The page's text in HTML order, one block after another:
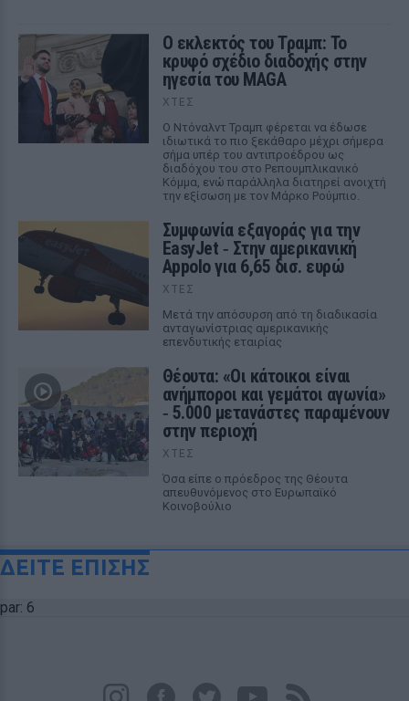
Ο εκλεκτός του Τραμπ: Το
κρυφό σχέδιο διαδοχής στην
ηγεσία του MAGA
ΧΤΕΣ
Ο Ντόναλντ Τραμπ φέρεται να έδωσε
ιδιωτικά το πιο ξεκάθαρο μέχρι σήμερα
σήμα υπέρ του αντιπροέδρου ως
διαδόχου του στο Ρεπουμπλικανικό
Κόμμα, ενώ παράλληλα διατηρεί ανοιχτή
την εξίσωση με τον Μάρκο Ρούμπιο.
Συμφωνία εξαγοράς για την
EasyJet ‑ Στην αμερικανική
Appolo για 6,65 δισ. ευρώ
ΧΤΕΣ
Μετά την απόσυρση από τη διαδικασία
ανταγωνίστριας αμερικανικής
επενδυτικής εταιρίας
Θέουτα: «Οι κάτοικοι είναι
ανήμποροι και γεμάτοι αγωνία»
‑ 5.000 μετανάστες παραμένουν
στην περιοχή
ΧΤΕΣ
Όσα είπε ο πρόεδρος της Θέουτα
απευθυνόμενος στο Ευρωπαϊκό
Κοινοβούλιο
ΔΕΙΤΕ ΕΠΙΣΗΣ
par: 6